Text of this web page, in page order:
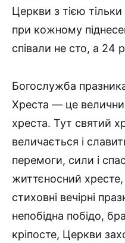
Церкви з тією
при кожному
співали не сто, а 24
Богослужба
Хреста — це
хреста. Тут святий
величається і
перемоги, сили і
життєносний
стиховні ве­чірні
непобідна побідо,
кріпосте, Церкви